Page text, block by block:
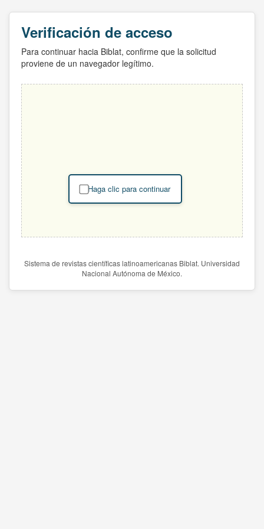
Verificación de acceso
Para continuar hacia Biblat, confirme que la solicitud
proviene de un navegador legítimo.
Haga clic para continuar
Sistema de revistas científicas latinoamericanas Biblat. Universidad
Nacional Autónoma de México.